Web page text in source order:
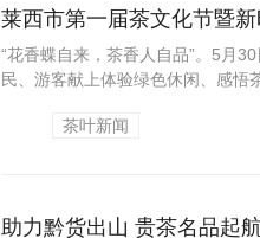
莱西市第一届茶文化节暨
“花香蝶自来，茶香人自品”。5月
民、游客献上体验绿色休闲、感悟
茶叶新闻
助力黔货出山 贵茶名品起